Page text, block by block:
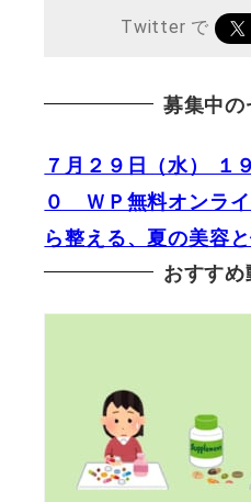
Twitter で
募集中
７月２９日（水） １
０ ＷＰ無料オンラ
ら整える、夏の美容と
おすす